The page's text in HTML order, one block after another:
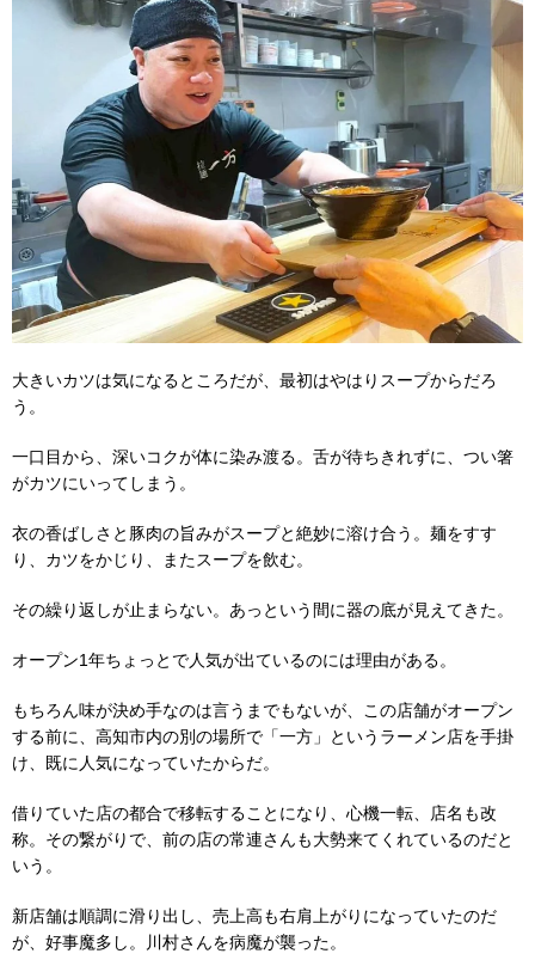
大きいカツは気になるところだが、最初はやはりスープからだろ
う。
一口目から、深いコクが体に染み渡る。舌が待ちきれずに、つい箸
がカツにいってしまう。
衣の香ばしさと豚肉の旨みがスープと絶妙に溶け合う。麺をすす
り、カツをかじり、またスープを飲む。
その繰り返しが止まらない。あっという間に器の底が見えてきた。
オープン1年ちょっとで人気が出ているのには理由がある。
もちろん味が決め手なのは言うまでもないが、この店舗がオープン
する前に、高知市内の別の場所で「一方」というラーメン店を手掛
け、既に人気になっていたからだ。
借りていた店の都合で移転することになり、心機一転、店名も改
称。その繋がりで、前の店の常連さんも大勢来てくれているのだと
いう。
新店舗は順調に滑り出し、売上高も右肩上がりになっていたのだ
が、好事魔多し。川村さんを病魔が襲った。